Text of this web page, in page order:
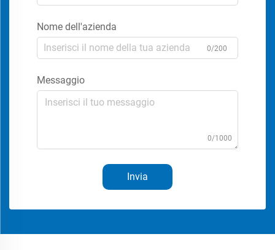
Nome dell'azienda
0/200
Messaggio
0/1000
Invia